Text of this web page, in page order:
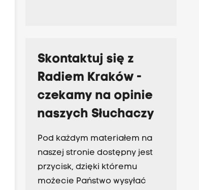
Skontaktuj się z
Radiem Kraków -
czekamy na opinie
naszych Słuchaczy
Pod każdym materiałem na
naszej stronie dostępny jest
przycisk, dzięki któremu
możecie Państwo wysyłać